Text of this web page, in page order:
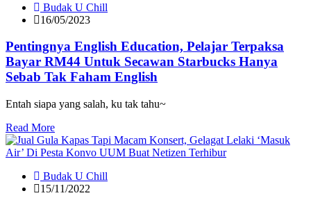
Budak U Chill
16/05/2023
Pentingnya English Education, Pelajar Terpaksa
Bayar RM44 Untuk Secawan Starbucks Hanya
Sebab Tak Faham English
Entah siapa yang salah, ku tak tahu~
Read More
Budak U Chill
15/11/2022